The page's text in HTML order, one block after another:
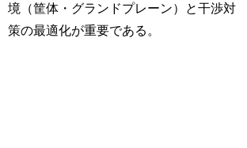
境（筐体・グランドプレーン）と干渉対
策の最適化が重要である。